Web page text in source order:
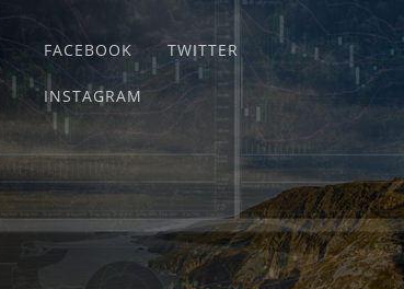
FACEBOOK TWITTER
INSTAGRAM